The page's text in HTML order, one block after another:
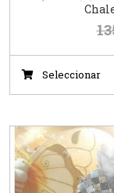
Seleccionar